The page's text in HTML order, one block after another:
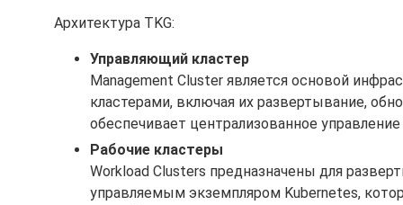
Архитектура TKG:
Управляющий кластер
Management Cluster является основой
кластерами, включая их развертывание,
обеспечивает централизованное
Рабочие кластеры
Workload Clusters предназначены для
управляемым экземпляром Kubernetes,